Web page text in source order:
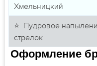
Хмельницкий
⭐ Пудровое
стрелок
Оформление